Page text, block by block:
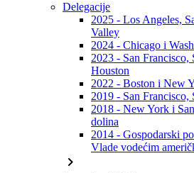
Delegacije
2025 - Los Angeles,
Valley
2024 - Chicago i
2023 - San
Houston
2022 - Boston i New
2019 - San
2018 - New York i
dolina
2014 - Gospodarski
Vlade vodećim
chevron_right